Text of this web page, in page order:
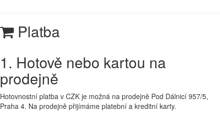
Platba
1. Hotově nebo kartou na
prodejně
Hotovnostní platba v CZK je možná na prodejně Pod Dálnicí 957/5,
Praha 4. Na prodejně přijímáme platební a kreditní karty.